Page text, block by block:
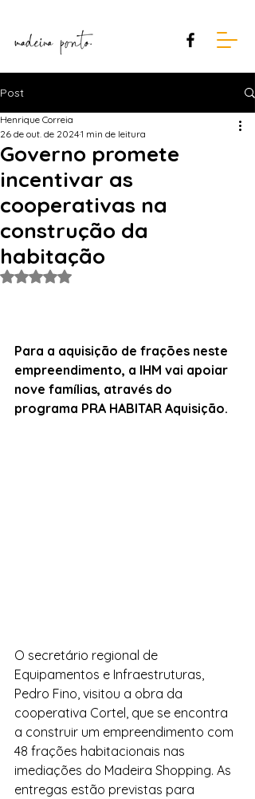
Post
Governo promete
incentivar as
cooperativas na
construção da
habitação
Henrique Correia
26 de out. de 20241 min de leitura
Avaliado com NaN de 5 estrelas.
Para a aquisição de frações neste
empreendimento, a IHM vai apoiar
nove famílias, através do
programa PRA HABITAR Aquisição.
O secretário regional de
Equipamentos e Infraestruturas,
Pedro Fino, visitou a obra da
cooperativa Cortel, que se encontra
a construir um empreendimento com
48 frações habitacionais nas
imediações do Madeira Shopping. As
entregas estão previstas para